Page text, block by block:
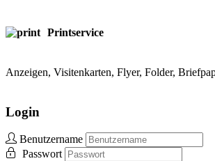
Printservice
Anzeigen, Visitenkarten, Flyer, Folder,
Login
Benutzername
Passwort